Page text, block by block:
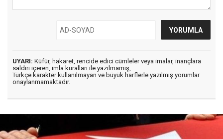
UYARI: Küfür, hakaret, rencide edici cümleler veya imalar, inançlara
saldırı içeren, imla kuralları ile yazılmamış,
Türkçe karakter kullanılmayan ve büyük harflerle yazılmış yorumlar
onaylanmamaktadır.